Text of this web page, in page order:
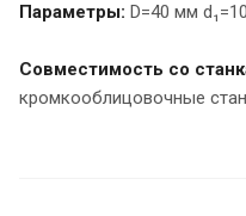
Параметры: D=40 мм
Совместимость со
кромкооблицовочные